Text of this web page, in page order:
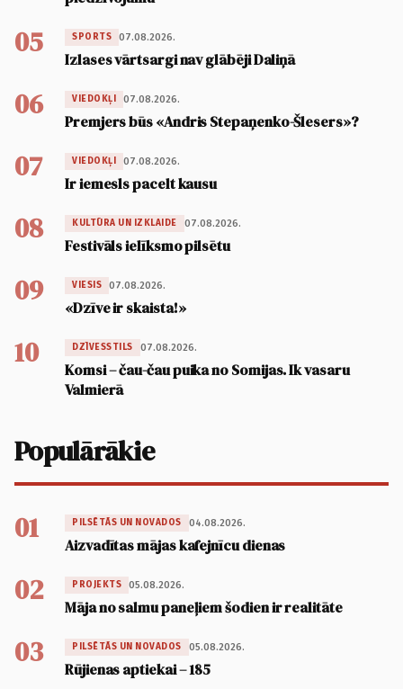
05 SPORTS 07.08.2026.
Izlases vārtsargi nav glābēji Daliņā
06 VIEDOKĻI 07.08.2026.
Premjers būs «Andris Stepaņenko-Šlesers»?
07 VIEDOKĻI 07.08.2026.
Ir iemesls pacelt kausu
08 KULTŪRA UN IZKLAIDE 07.08.2026.
Festivāls ielīksmo pilsētu
09 VIESIS 07.08.2026.
«Dzīve ir skaista!»
10 DZĪVESSTILS 07.08.2026.
Komsi – čau-čau puika no Somijas. Ik vasaru
Valmierā
Populārākie
01 PILSĒTĀS UN NOVADOS 04.08.2026.
Aizvadītas mājas kafejnīcu dienas
02 PROJEKTS 05.08.2026.
Māja no salmu paneļiem šodien ir realitāte
03 PILSĒTĀS UN NOVADOS 05.08.2026.
Rūjienas aptiekai – 185